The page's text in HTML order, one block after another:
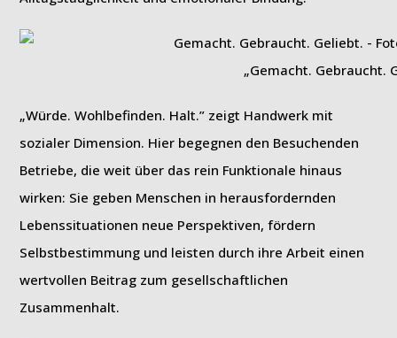
„Gemacht. Gebraucht.
„Würde. Wohlbefinden. Halt.” zeigt Handwerk mit
sozialer Dimension. Hier begegnen den Besuchenden
Betriebe, die weit über das rein Funktionale hinaus
wirken: Sie geben Menschen in herausfordernden
Lebenssituationen neue Perspektiven, fördern
Selbstbestimmung und leisten durch ihre Arbeit einen
wertvollen Beitrag zum gesellschaftlichen
Zusammenhalt.